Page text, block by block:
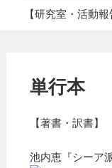
【研究室・活動報
単行本
【著書・訳書】
池内恵『シーア